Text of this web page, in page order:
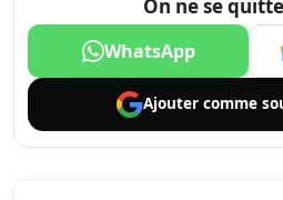
On ne se
WhatsApp
Ajouter comme